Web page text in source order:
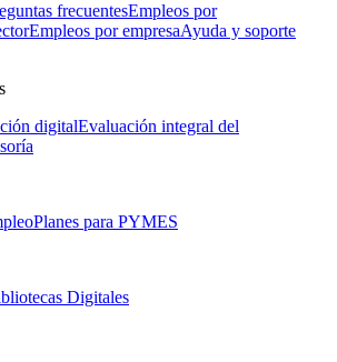
frecuentesEmpleos por
Empleos por empresaAyuda y soporte
digitalEvaluación integral del
Planes para PYMES
Digitales